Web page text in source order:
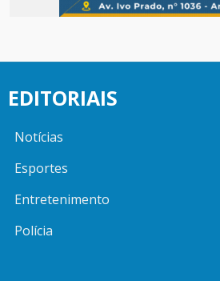
EDITORIAIS
Notícias
Esportes
Entretenimento
Polícia